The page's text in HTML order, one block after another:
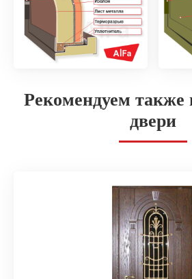
Рекомендуем также
двери